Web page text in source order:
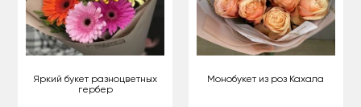
Яркий букет разноцветных
гербер
Монобукет из роз Кахала